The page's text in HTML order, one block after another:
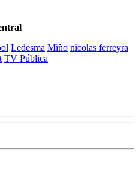
Ledesma Miño nicolas ferreyra
TV Pública